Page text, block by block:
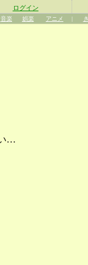
ログイン
音楽 娯楽 アニメ |
…